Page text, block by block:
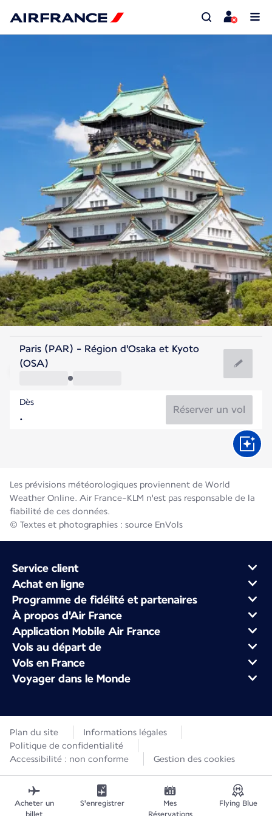
Japon
Osaka
Durée du vol
Paris (PAR) - Région d'Osaka et Kyoto
(OSA)
Dès
Réserver un vol
Les prévisions météorologiques proviennent de World
Weather Online. Air France-KLM n'est pas responsable de la
fiabilité de ces données.
© Textes et photographies : source EnVols
Service client
Achat en ligne
Programme de fidélité et partenaires
À propos d'Air France
Application Mobile Air France
Vols au départ de
Vols en France
Voyager dans le Monde
Plan du site
Informations légales
Politique de confidentialité
Accessibilité : non conforme
Gestion des cookies
Acheter un
billet
S'enregistrer
Mes
Réservations
Flying Blue